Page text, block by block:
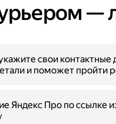
—
свои контактные
и поможет пройти
Яндекс Про по ссылке